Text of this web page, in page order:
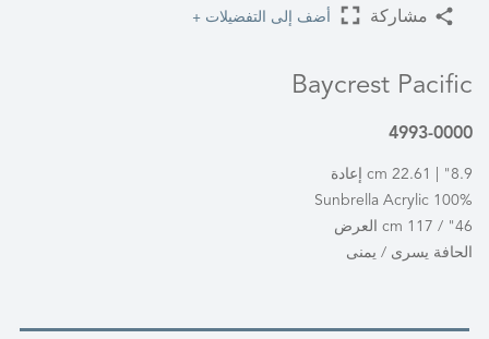
مشاركة أضف إلى التفضيلات +
Baycrest Pacific
4993-0000
8.9" | 22.61 cm إعادة
100% Sunbrella Acrylic
46" / 117 cm العرض
الحافة يسرى / يمنى